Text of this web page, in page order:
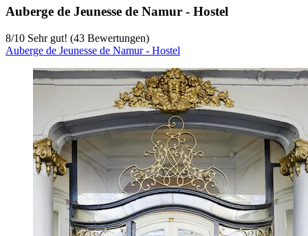
Auberge de Jeunesse de Namur - Hostel
8/10 Sehr gut! (43 Bewertungen)
Auberge de Jeunesse de Namur - Hostel